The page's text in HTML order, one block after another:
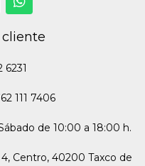
6231
111 7406
de 10:00 a 18:00 h.
Centro, 40200 Taxco de